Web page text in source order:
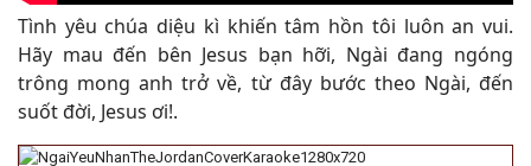
Tình yêu chúa diệu kì khiến tâm hồn tôi luôn an vui.
Hãy mau đến bên Jesus bạn hỡi, Ngài đang ngóng
trông mong anh trở về, từ đây bước theo Ngài, đến
suốt đời, Jesus ơi!.